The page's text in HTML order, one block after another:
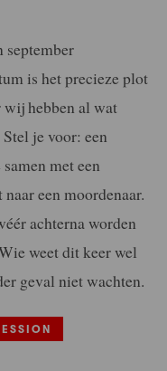
is het precieze plot
hebben al wat
je voor: een
met een
een moordenaar.
achterna worden
weet dit keer wel
geval niet wachten.